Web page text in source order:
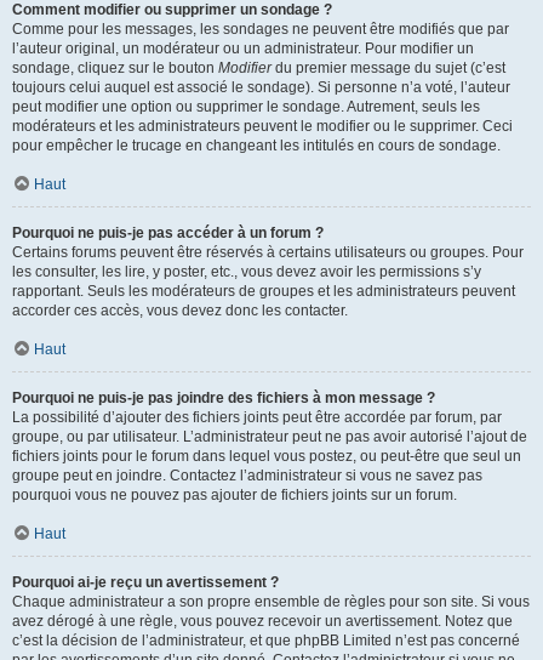
Comment modifier ou supprimer un sondage ?
Comme pour les messages, les sondages ne peuvent être modifiés que par
l’auteur original, un modérateur ou un administrateur. Pour modifier un
sondage, cliquez sur le bouton Modifierdu premier message du sujet (c’est
toujours celui auquel est associé le sondage). Si personne n’a voté, l’auteur
peut modifier une option ou supprimer le sondage. Autrement, seuls les
modérateurs et les administrateurs peuvent le modifier ou le supprimer. Ceci
pour empêcher le trucage en changeant les intitulés en cours de sondage.
Haut
Pourquoi ne puis-je pas accéder à un forum ?
Certains forums peuvent être réservés à certains utilisateurs ou groupes. Pour
les consulter, les lire, y poster, etc., vous devez avoir les permissions s’y
rapportant. Seuls les modérateurs de groupes et les administrateurs peuvent
accorder ces accès, vous devez donc les contacter.
Haut
Pourquoi ne puis-je pas joindre des fichiers à mon message ?
La possibilité d’ajouter des fichiers joints peut être accordée par forum, par
groupe, ou par utilisateur. L’administrateur peut ne pas avoir autorisé l’ajout de
fichiers joints pour le forum dans lequel vous postez, ou peut-être que seul un
groupe peut en joindre. Contactez l’administrateur si vous ne savez pas
pourquoi vous ne pouvez pas ajouter de fichiers joints sur un forum.
Haut
Pourquoi ai-je reçu un avertissement ?
Chaque administrateur a son propre ensemble de règles pour son site. Si vous
avez dérogé à une règle, vous pouvez recevoir un avertissement. Notez que
c’est la décision de l’administrateur, et que phpBB Limited n’est pas concerné